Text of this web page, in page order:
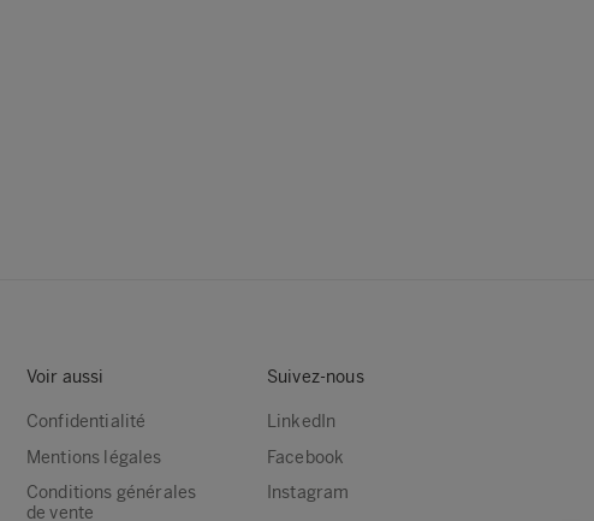
Voir aussi
Confidentialité
Mentions légales
Conditions générales
de vente
Suivez-nous
LinkedIn
Facebook
Instagram